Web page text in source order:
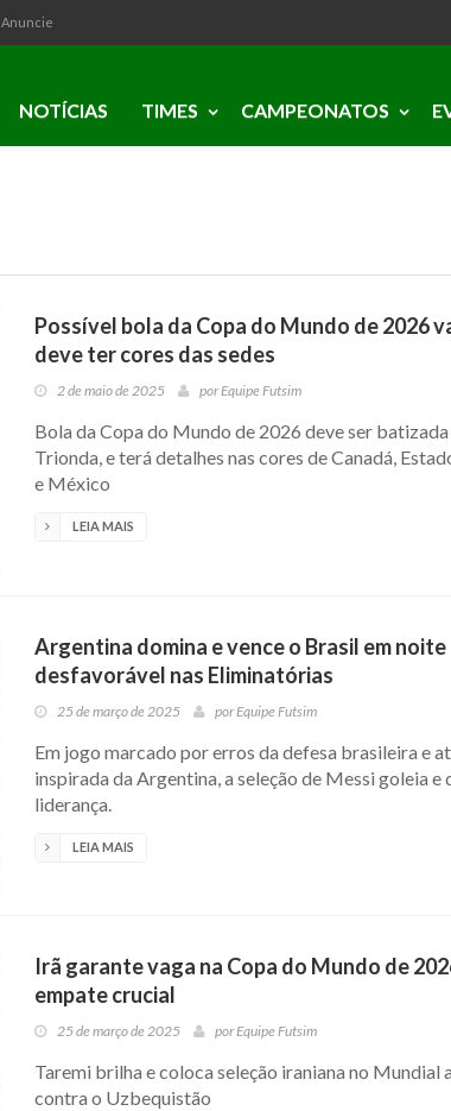
Anuncie
NOTÍCIAS TIMES CAMPEONATOS
Possível bola da Copa do Mundo de 2026
deve ter cores das sedes
2 de maio de 2025 porEquipe Futsim
Bola da Copa do Mundo de 2026 deve ser
Trionda, e terá detalhes nas cores de Canadá,
e México
LEIA MAIS
Argentina domina e vence o Brasil em noite
desfavorável nas Eliminatórias
25 de março de 2025 por Equipe Futsim
Em jogo marcado por erros da defesa brasileira e
inspirada da Argentina, a seleção de Messi goleia e
liderança.
LEIA MAIS
Irã garante vaga na Copa do Mundo de
empate crucial
25 de março de 2025 porEquipe Futsim
Taremi brilha e coloca seleção iraniana no Mundial
contra o Uzbequistão